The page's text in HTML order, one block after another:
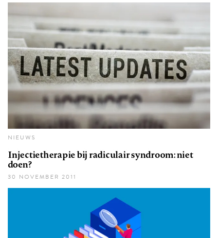
NIEUWS
Injectietherapie bij radiculair syndroom: niet
doen?
30 NOVEMBER 2011